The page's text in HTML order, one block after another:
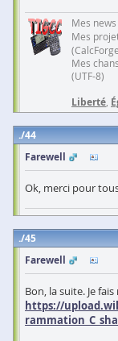
Mes
Mes
Mes
(UTF-8)
Liberté
44
Farewell
Ok, merci pour
45
Farewell
Bon, la suite. Je
https://